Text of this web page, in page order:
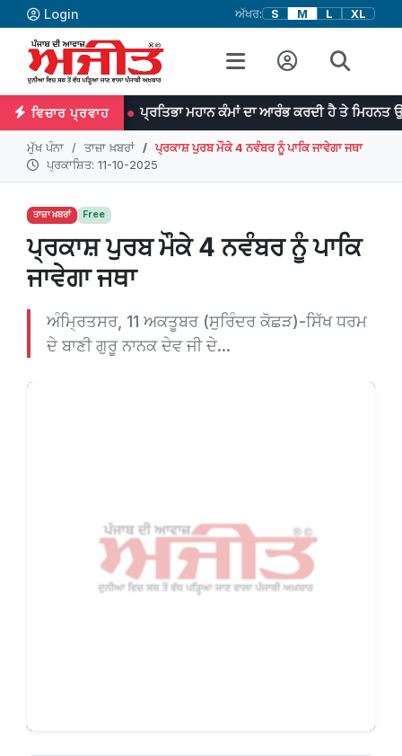
Login ਅੱਖਰ: S M L XL
ਵਿਚਾਰ ਪ੍ਰਵਾਹ
ਪ੍ਰਤਿਭਾ ਮਹਾਨ ਕੰਮਾਂ ਦਾ ਆਰੰਭ ਕਰਦੀ ਹੈ ਤੇ ਮਿਹਨਤ ਉਨ੍ਹਾਂ ਨੂੰ ਨੇਪਰੇ
ਮੁੱਖ ਪੰਨਾ ਤਾਜ਼ਾ ਖ਼ਬਰਾਂ
ਪ੍ਰਕਾਸ਼ ਪੁਰਬ ਮੌਕੇ 4 ਨਵੰਬਰ ਨੂੰ ਪਾਕਿ ਜਾਵੇਗਾ ਜਥਾ
ਪ੍ਰਕਾਸ਼ਿਤ: 11-10-2025
ਤਾਜ਼ਾ ਖ਼ਬਰਾਂ Free
ਪ੍ਰਕਾਸ਼ ਪੁਰਬ ਮੌਕੇ 4 ਨਵੰਬਰ ਨੂੰ ਪਾਕਿ
ਜਾਵੇਗਾ ਜਥਾ
ਅੰਮ੍ਰਿਤਸਰ, 11 ਅਕਤੂਬਰ (ਸੁਰਿੰਦਰ ਕੋਛੜ)-ਸਿੱਖ ਧਰਮ
ਦੇ ਬਾਣੀ ਗੁਰੂ ਨਾਨਕ ਦੇਵ ਜੀ ਦੇ...